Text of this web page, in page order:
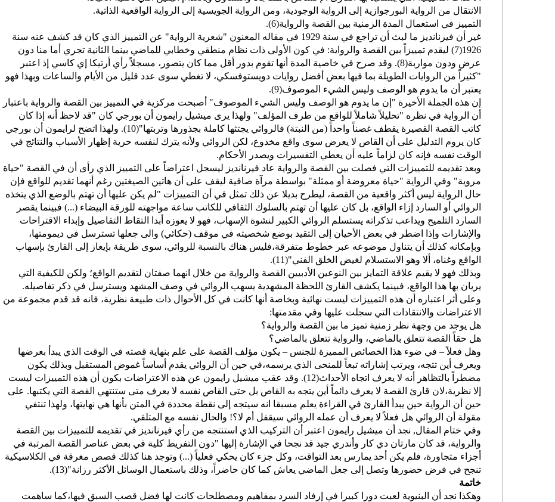
الانتقال من الرواية البورجوازية إلى الرواية الوجودية، ومن الرواية الجويسية إلى الرواية الواقعية الذاتية.
التمييز في استعمال المدة الزمنية بين القصة والرواية(6).
غير أن فيرنانديز ما لبث أن تراجع في سنة 1929 في مقاله المعنون "شعرية الرواية" عن التمييز الذي كان قد كشف عنه سنة
1926(7) ليقدم تمييزاً بين القصة والرواية: في كون الأولى ذات نظام منطقي وخطابي للماضي بينما الثانية تجري أما منا دون
عرض ودون مواربة(8). وقد صرح في خاصية المدة أنها تقوم بدور أقل مما كان يتصور، مسجلاً رأي أرتيكا إي كاسي إذ اعتبر
"كثيراً من الروايات الطويلة بما فيها بعض أفضل روايات دويستوفسكي، لا تغطي سوى عدد قليل من الأيام والساعات وبهذا فهو
يعتبر أن ما يدوم هو الوصف وليس الشيء الموصوف(9).
إن هذه الجملة الأخيرة "إن ما يدوم هو الوصف وليس الشيء الموصوف" أصبحت مركزية في التمييز بين القصة والرواية باعتبار
أن الرواية في نظره "تحليلاً شاملاً للواقع من طرف المؤلف" ولهذا يرى ميشيل رايمون أن بورجي كان "قد لاحظ أنه إذا كان
كاتب القصة القصيرة يقطف غصناً واحداً (من النبتة) فالروائي يجتثها كاملة بجذورها وتربتها"(10). ولهذا اتضح لرايمون أن بورجي
كان يروم التدليل على أن القاص لا يعرض سوى واقع مخدوع، لكن الروائي ولأنه يترك لنفسه حرية إظهار الأسباب والنتائج في
الوقت نفسه فإنه كان لزاماً عليه أن يعطي التفسيرات ويصدر الأحكام.
وبعد تقديمه للتمييزات التي فصلت بين القصة والرواية عاد فيرنانديز ليسجل اعتراضاً على التمييز الذي رأى أن في القصة "حياة
مروية" وفي الرواية "حياة معروضة أو ممثلة" بواسطة مرآة صافية ليقف على أن هاتين الصيغتين رغم أنهما تقديم للواقع فإن
حال الرواية ليس أكثر واقعية من القصة، ليطرح بديلا عن ذلك تمثل في أن التمييزات "لم يكن عليها أن تهتم بالوضع الذي يتخذه
الروائي أو السارد إزاء الواقع، بل كان عليها أن تهتم بالسلوك الثقافي للكاتب ساعة مواجهته للورقة البيضاء (...) فبينما يقصر
السارد التلميح ويداعب تذكراته يستسلم الروائي الكبير لنشوة الإسهاب، فهو لا يعوزه أبدا التقاط التفاصيل وإبداء الاقتراحات
والإشارات وإذا اضطر في بعض الأحيان إلى التقيد بوضع شخصيته في موقف (حكائي) والى جعلها تسترسل في ديمومتها،
وبإمكانه كذلك أن يتناول موضوعه عبر خطوط متفرقة،فليس هناك بالنسبة للروائي، سوى طريقة بإيعاز إلى القارئ بإسهاب
الواقع وغناه، ألا وهو الاستسلام لغيض الخلق الفني"(11).
وبذلك فهو لا يقيم علاقة التمايز بين النوعين الأدبيين القصة والرواية من خلال انهما صفتان لتقديم الواقع؛ ولكن للكيفية التي
يريان بها هذا الواقع، فبينما يكشف القارئ اللحظة المشهدية يسهب الروائي في وصف المشهد ويسترسل في ذكر تفاصيله.
وعلى أثر اعتباره أن هذه التمييزات ليست نهائية وبخاصة أنها كانت في كل الأحوال ذات طبيعة نظرية، فانه قد قدم مجموعة من
الاعتراضات والانتقادات التي سجلت عليها وفي مقدمتها:
هل يوجد من وجهة نظر زمنية تميز ما بين القصة والرواية؟
هل حقاً القصة تتعلق بالماضي، والرواية تتعلق بالماضي؟
وهل فعلاً – في ضوء هذا الخصائص المميزة للجنس – يكون مؤلف القصة على علم بنهاية قصته في الوقت الذي يبدأ بعرضها
ويعرف أين تتجه، ويرتب إشاراته تبعاً للمنحى الذي يرسمه،في حين أن الروائي يقدم أساساً غموض المستقبل وبذلك يكون
مضطراً بالتظاهر أنه لا يعرف اتجاه الأحداث(12). وقد عقب ميشيل رايمون عن هذه الاعتراضات بكون أن هذه التمييزات ليست
إلا نظرية،لان قارئ القصة لا يعرف دائماً أين يتجه به القاص بل حتى القاص نفسه لا يعرف متى ستنتهي القصة التي يكتبها. على
حين أن الرواية حين يبدأ القارئ في القراءة يعلم مسبقا انه سيتجه إلى نقطة محددة في المتن بأنها هي نهايتها، ولهذا تنتفي
مقولة أن الروائي هل فعلاً لا يعرف أن عمله الروائي سيقفل أم لا؟! والحال نفسه مع المتلقي.
وفي ختام المقال, نجد أن ميشيل رايمون اعتبر أن التركيب الذي استنتجه من رأي فيرنانديز في تقديمه للتمييزات بين القصة
والرواية، قد كان مارتان دي كار وأندري جيد قد نجحا في الإشارة إليها "دون التفريط كلية في بعض عناصر القصة المرتبة في
أجزاء متجاورة، فلم يكن أحد يمارس بعد التواقت، وكل جزء كان يحكي فعلياً (...) وتوجد هنا كذلك قصص مغرقة في الكلاسيكية
تنجح في فرض حضورها وتصل إلى جعل الماضي يعاش كما كان حاضراً، وذلك باستعمال الوسائل الأكثر رزانة"(13).
خاتمة
وهكذا نجد أن البنيوية لعبت دورا كبيرا في إرفاد السرد بمفاهيم ومصطلحات كانت لها فضل قصب السبق فيها،كما ساهمت